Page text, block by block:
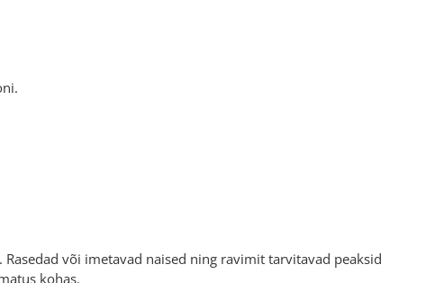
või imetavad naised ning ravimit tarvitavad peaksid
kohas.